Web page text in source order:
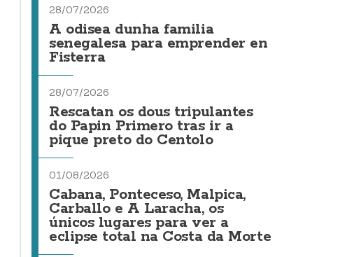
28/07/2026
A odisea dunha familia
senegalesa para emprender en
Fisterra
28/07/2026
Rescatan os dous tripulantes
do Papin Primero tras ir a
pique preto do Centolo
01/08/2026
Cabana, Ponteceso, Malpica,
Carballo e A Laracha, os
únicos lugares para ver a
eclipse total na Costa da Morte